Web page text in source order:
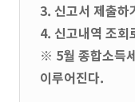
3. 신고서 제출하
4. 신고내역 조회
※ 5월 종합소득
이루어진다.